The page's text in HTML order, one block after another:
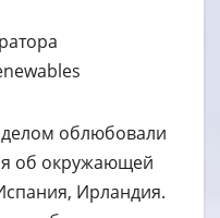
облюбовали
об окружающей
Ирландия.